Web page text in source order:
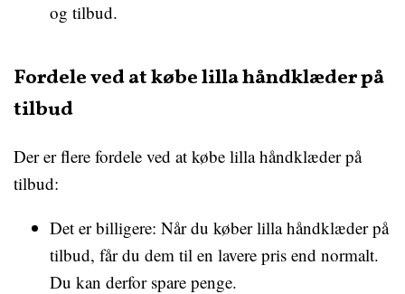
og tilbud.
Fordele ved at købe lilla håndklæder på
tilbud
Der er flere fordele ved at købe lilla håndklæder på
tilbud:
Det er billigere: Når du køber lilla håndklæder på
tilbud, får du dem til en lavere pris end normalt.
Du kan derfor spare penge.